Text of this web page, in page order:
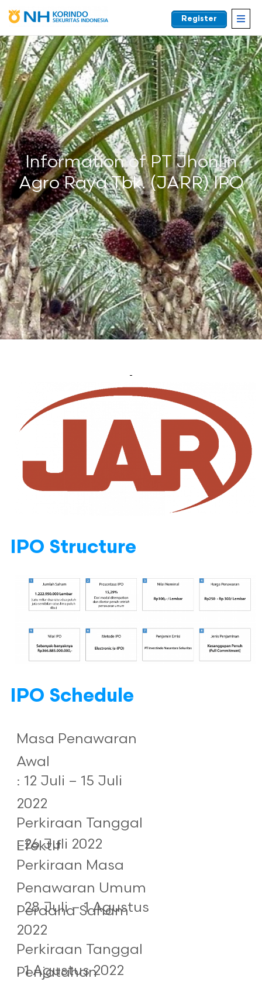
EN
Register
Information of PT Jhonlin
Agro Raya Tbk. (JARR) IPO
IPO Structure
IPO Schedule
Masa Penawaran
Awal
: 12 Juli – 15 Juli
2022
Perkiraan Tanggal
Efektif
: 26 Juli 2022
Perkiraan Masa
Penawaran Umum
Perdana Saham
: 28 Juli – 1 Agustus
2022
Perkiraan Tanggal
Penjatahan
: 1 Agustus 2022